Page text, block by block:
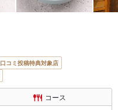
口コミ投稿特典対象店
コース